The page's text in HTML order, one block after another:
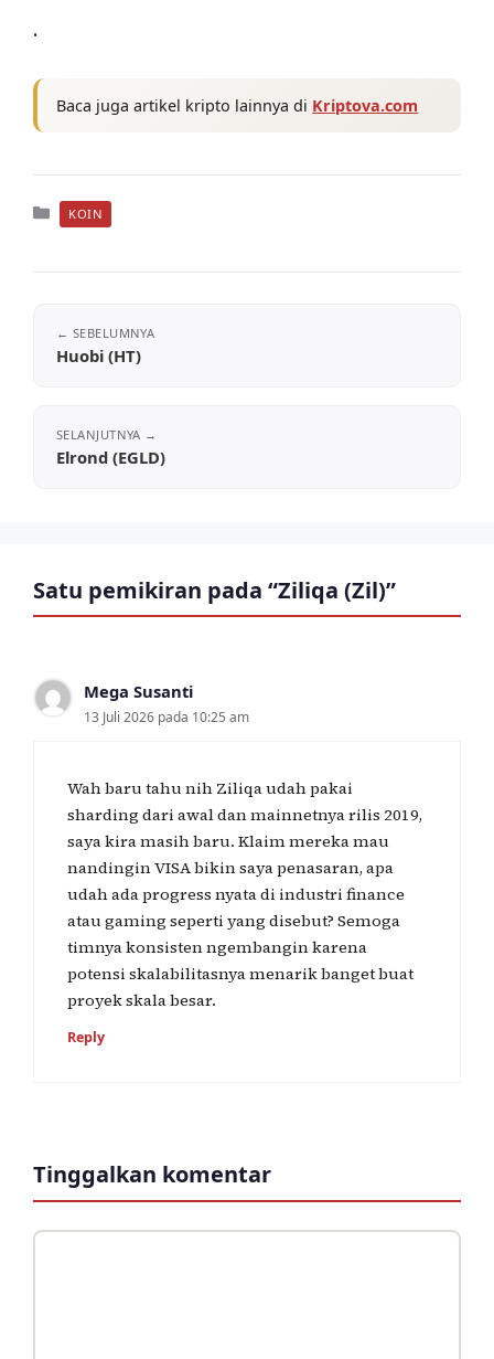
.
Baca juga artikel kripto lainnya di Kriptova.com
Kategori
KOIN
Huobi (HT)
Elrond (EGLD)
Satu pemikiran pada “Ziliqa (Zil)”
Mega Susanti
13 Juli 2026 pada 10:25 am
Wah baru tahu nih Ziliqa udah pakai
sharding dari awal dan mainnetnya rilis 2019,
saya kira masih baru. Klaim mereka mau
nandingin VISA bikin saya penasaran, apa
udah ada progress nyata di industri finance
atau gaming seperti yang disebut? Semoga
timnya konsisten ngembangin karena
potensi skalabilitasnya menarik banget buat
proyek skala besar.
Reply
Tinggalkan komentar
Komentar
Nama
Surel
Situs